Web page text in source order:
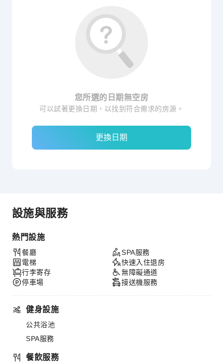
您所選的日期無空房
可以試著更換日期，以找到符合需求的房源。
更換日期
設施與服務
熱門設施
餐廳
電梯
行李寄存
停車場
SPA服務
快速入住退房
無障礙通道
接送機服務
健身設施
公共浴池
SPA服務
餐飲服務